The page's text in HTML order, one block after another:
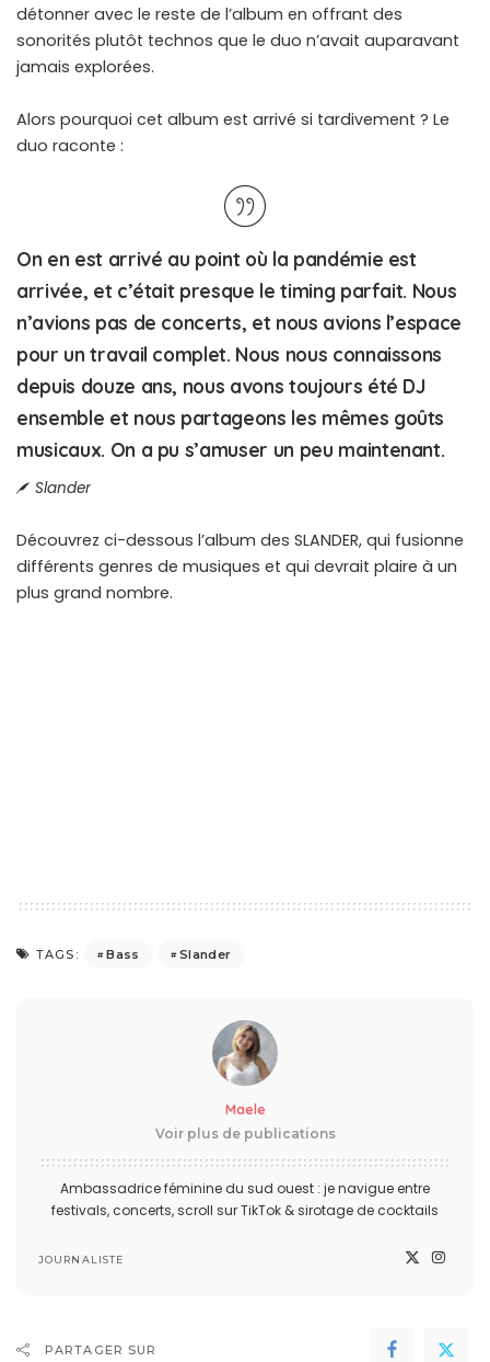
détonner avec le reste de l’album en offrant des
sonorités plutôt technos que le duo n’avait auparavant
jamais explorées.
Alors pourquoi cet album est arrivé si tardivement ? Le
duo raconte :
On en est arrivé au point où la pandémie est
arrivée, et c’était presque le timing parfait. Nous
n’avions pas de concerts, et nous avions l’espace
pour un travail complet. Nous nous connaissons
depuis douze ans, nous avons toujours été DJ
ensemble et nous partageons les mêmes goûts
musicaux. On a pu s’amuser un peu maintenant.
Slander
Découvrez ci-dessous l’album des SLANDER, qui fusionne
différents genres de musiques et qui devrait plaire à un
plus grand nombre.
TAGS: Bass Slander
Maele
Voir plus de publications
Ambassadrice féminine du sud ouest : je navigue entre
festivals, concerts, scroll sur TikTok & sirotage de cocktails
JOURNALISTE
PARTAGER SUR